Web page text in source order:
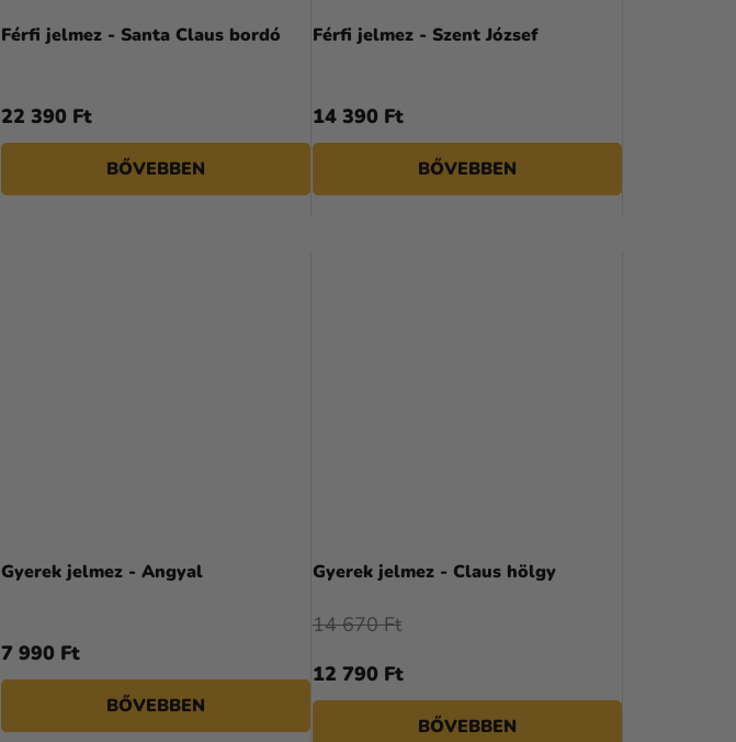
Férfi jelmez - Santa Claus bordó
22 390 Ft
BŐVEBBEN
Férfi jelmez - Szent József
14 390 Ft
BŐVEBBEN
Gyerek jelmez - Angyal
7 990 Ft
BŐVEBBEN
Gyerek jelmez - Claus hölgy
12 790 Ft
14 670 Ft
BŐVEBBEN